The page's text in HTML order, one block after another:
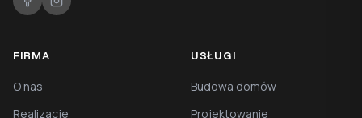
FIRMA
O nas
Realizacje
USŁUGI
Budowa domów
Projektowanie